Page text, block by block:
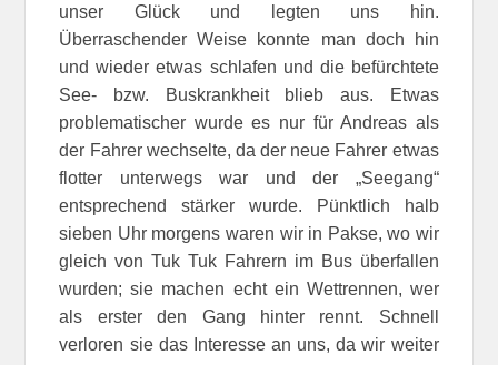
unser Glück und legten uns hin.
Überraschender Weise konnte man doch hin
und wieder etwas schlafen und die befürchtete
See- bzw. Buskrankheit blieb aus. Etwas
problematischer wurde es nur für Andreas als
der Fahrer wechselte, da der neue Fahrer etwas
flotter unterwegs war und der „Seegang“
entsprechend stärker wurde. Pünktlich halb
sieben Uhr morgens waren wir in Pakse, wo wir
gleich von Tuk Tuk Fahrern im Bus überfallen
wurden; sie machen echt ein Wettrennen, wer
als erster den Gang hinter rennt. Schnell
verloren sie das Interesse an uns, da wir weiter